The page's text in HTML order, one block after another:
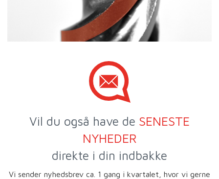
Vil du også have de SENESTE
NYHEDER
direkte i din indbakke
Vi sender nyhedsbrev ca. 1 gang i kvartalet, hvor vi gerne